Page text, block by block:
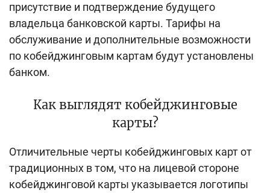
присутствие и подтверждение будущего
владельца банковской карты. Тарифы на
обслуживание и дополнительные возможности
по кобейджинговым картам будут установлены
банком.
Как выглядят кобейджинговые
карты?
Отличительные черты кобейджинговых карт от
традиционных в том, что на лицевой стороне
кобейджинговой карты указывается логотипы